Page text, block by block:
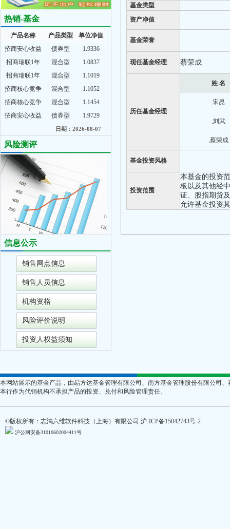
热销-基金
产品名称 产品类型
单位净值
招商安心收益
债券型
1.9336
招商瑞联1年
混合型
1.0837
招商瑞联1年
混合型
1.1019
招商核心竞争
混合型
1.1052
招商核心竞争
混合型
1.1454
招商安心收益
债券型 1.9729
日期：2026-08-07
风险测评
信息公示
销售网点信息
销售人员信息
机构资格
风险评价说明
投资人权益须知
基金类型
资产净值
基金荣誉
现任基金经理 蔡荣成
历任基金经理
姓 名
宋昆
,刘武
,蔡荣成
基金投资风格
投资范围
本基金的投资
板以及其他经
证、股指期货
允许基金投资
本网站展示的基金产品，由易方达基金管理有限公司、南方基金管理股份有限公司
本行作为代销机构不承担产品的投资、兑付和风险管理责任。
©版权所有：志鸿六维软件科技（上海）有限公司 沪-ICP备15042743号-2
沪公网安备31010602004411号